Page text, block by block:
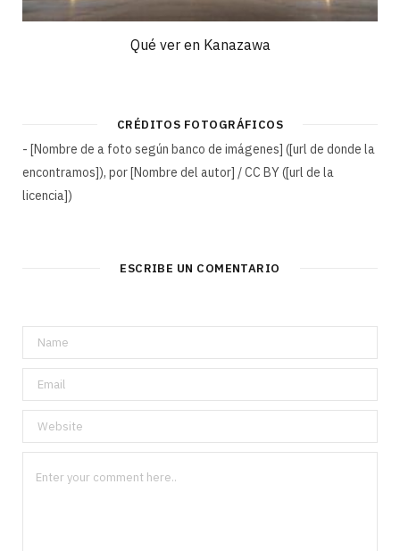
Qué ver en Kanazawa
CRÉDITOS FOTOGRÁFICOS
- [Nombre de a foto según banco de imágenes] ([url de donde la
encontramos]), por [Nombre del autor] / CC BY ([url de la
licencia])
ESCRIBE UN COMENTARIO